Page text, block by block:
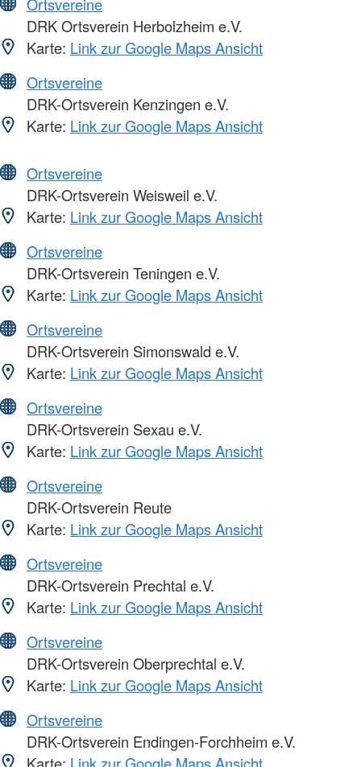
DRK Ortsverein Herbolzheim e.V.
Karte: Link zur Google Maps Ansicht
Ortsvereine
DRK-Ortsverein Kenzingen e.V.
Karte: Link zur Google Maps Ansicht
Ortsvereine
DRK-Ortsverein Weisweil e.V.
Karte: Link zur Google Maps Ansicht
Ortsvereine
DRK-Ortsverein Teningen e.V.
Karte: Link zur Google Maps Ansicht
Ortsvereine
DRK-Ortsverein Simonswald e.V.
Karte: Link zur Google Maps Ansicht
Ortsvereine
DRK-Ortsverein Sexau e.V.
Karte: Link zur Google Maps Ansicht
Ortsvereine
DRK-Ortsverein Reute
Karte: Link zur Google Maps Ansicht
Ortsvereine
DRK-Ortsverein Prechtal e.V.
Karte: Link zur Google Maps Ansicht
Ortsvereine
DRK-Ortsverein Oberprechtal e.V.
Karte: Link zur Google Maps Ansicht
Ortsvereine
DRK-Ortsverein Endingen-Forchheim e.V.